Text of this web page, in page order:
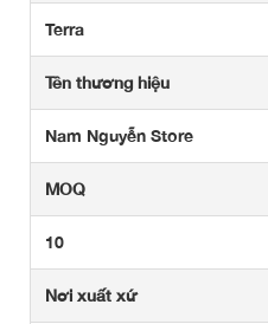
Terra
Tên thương hiệu
Nam Nguyễn Store
MOQ
10
Nơi xuất xứ